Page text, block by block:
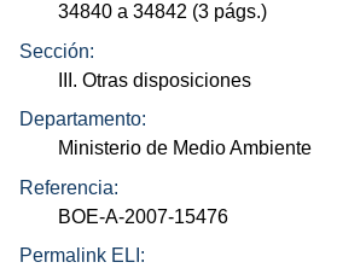
34840 a 34842 (3 págs.)
Sección:
III. Otras disposiciones
Departamento:
Ministerio de Medio Ambiente
Referencia:
BOE-A-2007-15476
Permalink ELI: